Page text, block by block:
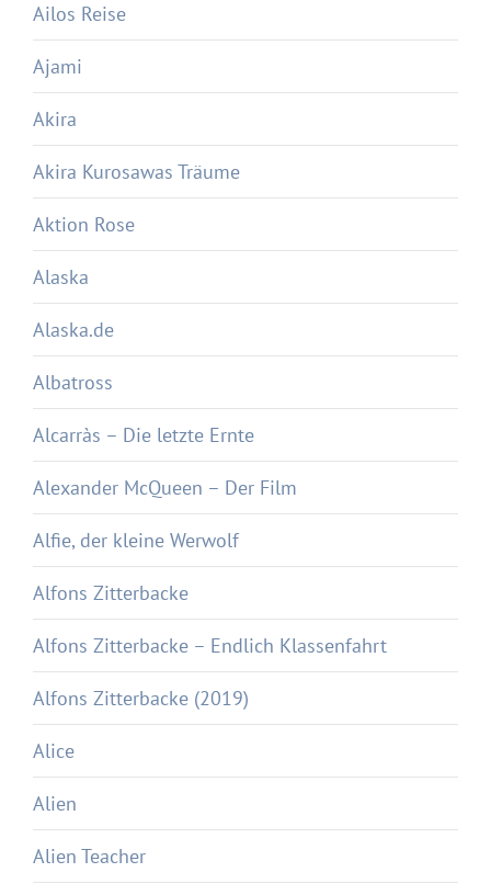
Ailos Reise
Ajami
Akira
Akira Kurosawas Träume
Aktion Rose
Alaska
Alaska.de
Albatross
Alcarràs – Die letzte Ernte
Alexander McQueen – Der Film
Alfie, der kleine Werwolf
Alfons Zitterbacke
Alfons Zitterbacke – Endlich Klassenfahrt
Alfons Zitterbacke (2019)
Alice
Alien
Alien Teacher